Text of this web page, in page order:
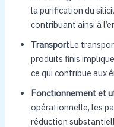
la purification du
contribuant ainsi à
TransportLe
produits finis
ce qui contribue aux
Fonctionnement et
opérationnelle, les
réduction